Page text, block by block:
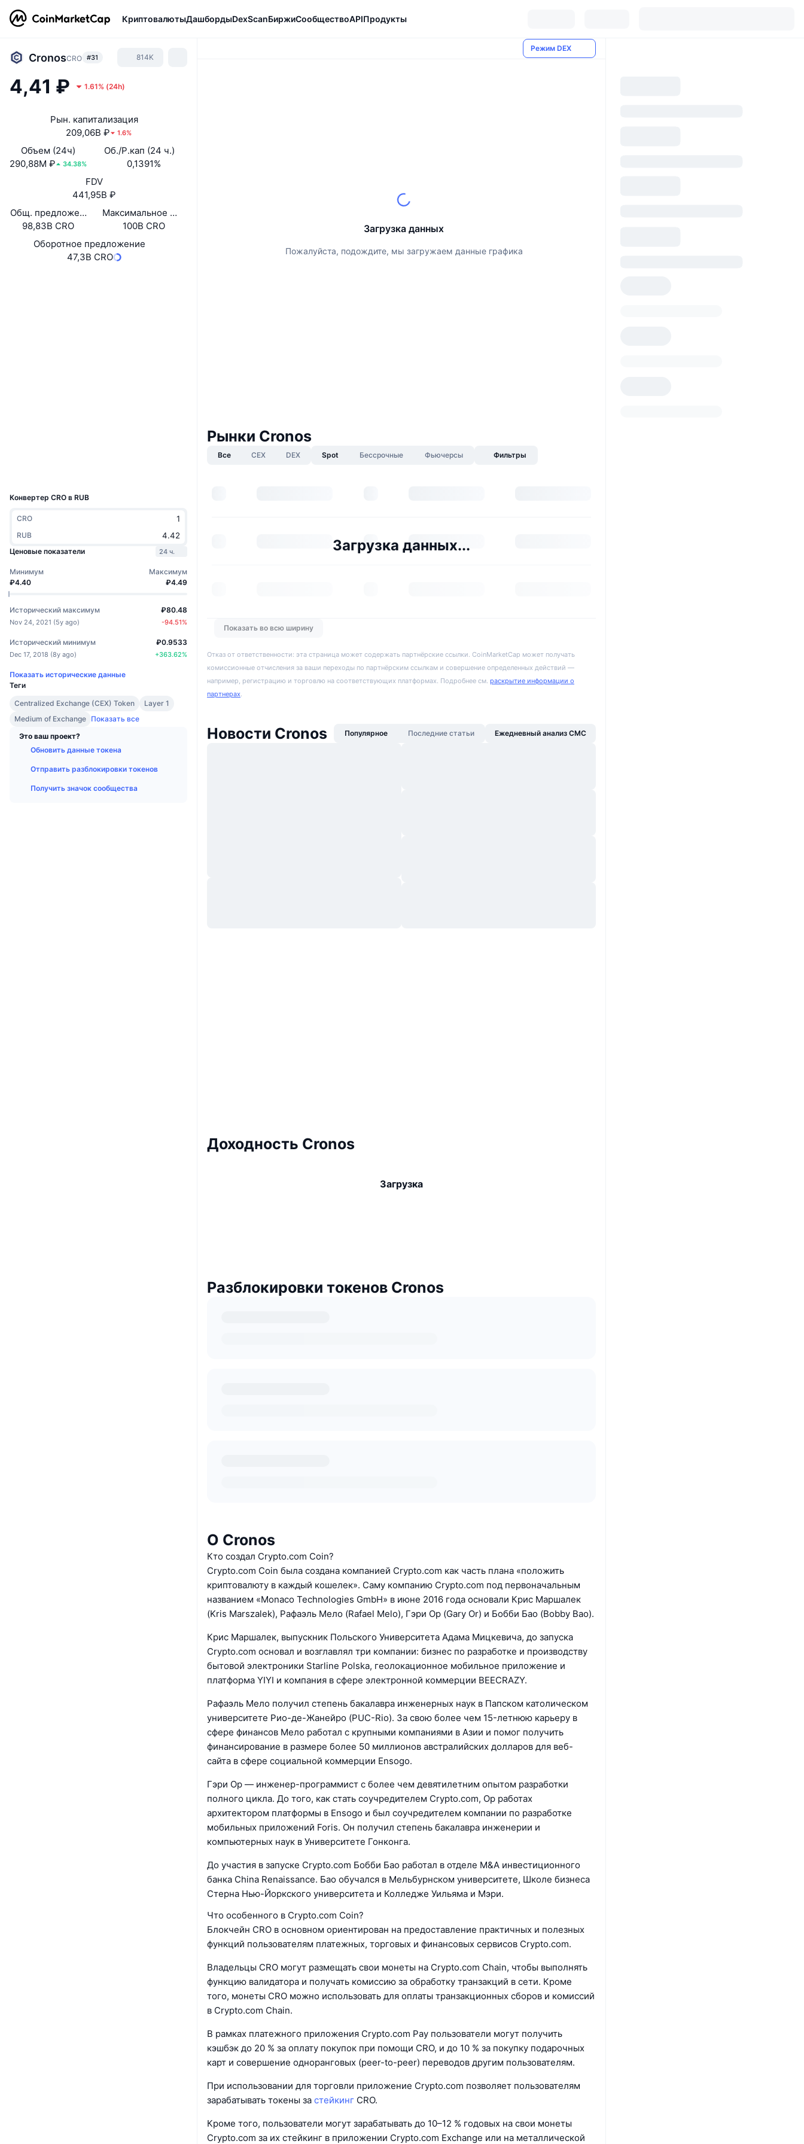
КриптовалютыДашбордыDexScanБиржиСообществоAPIПродукты
CronosCRO #31 814K
4,41 ₽ 1.61% (24h)
Рын. капитализация
209,06B ₽
1.6%
Объем (24ч)
290,88M ₽
34.38%
Об./Р.кап (24 ч.)
0,1391%
FDV
441,95B ₽
Общ. предложение
98,83B CRO
Максимальное предложение
100B CRO
Оборотное предложение
47,3B CRO
Конвертер CRO в RUB
CRO
RUB
Ценовые показатели
24 ч.
Минимум
₽4.40
Максимум
₽4.49
Исторический максимум
Nov 24, 2021 (5y ago)
₽80.48
-94.51%
Исторический минимум
Dec 17, 2018 (8y ago)
₽0.9533
+363.62%
Показать исторические данные
Теги
Centralized Exchange (CEX) Token
Layer 1
Medium of Exchange Показать все
Это ваш проект?
Обновить данные токена
Отправить разблокировки токенов
Получить значок сообщества
Режим DEX
Загрузка данных
Пожалуйста, подождите, мы загружаем данные графика
Рынки Cronos
Все CEX DEX Spot Бессрочные Фьючерсы Фильтры
Загрузка данных...
Показать во всю ширину
Отказ от ответственности: эта страница может содержать партнёрские ссылки. CoinMarketCap может получать
комиссионные отчисления за ваши переходы по партнёрским ссылкам и совершение определенных действий —
например, регистрацию и торговлю на соответствующих платформах. Подробнее см. раскрытие информации о
партнерах.
Новости Cronos Популярное Последние статьи Ежедневный анализ CMC
Доходность Cronos
Загрузка
Разблокировки токенов Cronos
О Cronos
Кто создал Crypto.com Coin?
Crypto.com Coin была создана компанией Crypto.com как часть плана «положить
криптовалюту в каждый кошелек». Саму компанию Crypto.com под первоначальным
названием «Monaco Technologies GmbH» в июне 2016 года основали Крис Маршалек
(Kris Marszalek), Рафаэль Мело (Rafael Melo), Гэри Ор (Gary Or) и Бобби Бао (Bobby Bao).
Крис Маршалек, выпускник Польского Университета Адама Мицкевича, до запуска
Crypto.com основал и возглавлял три компании: бизнес по разработке и производству
бытовой электроники Starline Polska, геолокационное мобильное приложение и
платформа YIYI и компания в сфере электронной коммерции BEECRAZY.
Рафаэль Мело получил степень бакалавра инженерных наук в Папском католическом
университете Рио-де-Жанейро (PUC-Rio). За свою более чем 15-летнюю карьеру в
сфере финансов Мело работал с крупными компаниями в Азии и помог получить
финансирование в размере более 50 миллионов австралийских долларов для веб-
сайта в сфере социальной коммерции Ensogo.
Гэри Ор — инженер-программист с более чем девятилетним опытом разработки
полного цикла. До того, как стать соучредителем Crypto.com, Ор работах
архитектором платформы в Ensogo и был соучредителем компании по разработке
мобильных приложений Foris. Он получил степень бакалавра инженерии и
компьютерных наук в Университете Гонконга.
До участия в запуске Crypto.com Бобби Бао работал в отделе M&A инвестиционного
банка China Renaissance. Бао обучался в Мельбурнском университете, Школе бизнеса
Стерна Нью-Йоркского университета и Колледже Уильяма и Мэри.
Что особенного в Crypto.com Coin?
Блокчейн CRO в основном ориентирован на предоставление практичных и полезных
функций пользователям платежных, торговых и финансовых сервисов Crypto.com.
Владельцы CRO могут размещать свои монеты на Crypto.com Chain, чтобы выполнять
функцию валидатора и получать комиссию за обработку транзакций в сети. Кроме
того, монеты CRO можно использовать для оплаты транзакционных сборов и комиссий
в Crypto.com Chain.
В рамках платежного приложения Crypto.com Pay пользователи могут получить
кэшбэк до 20 % за оплату покупок при помощи CRO, и до 10 % за покупку подарочных
карт и совершение одноранговых (peer-to-peer) переводов другим пользователям.
При использовании для торговли приложение Crypto.com позволяет пользователям
зарабатывать токены за стейкинг CRO.
Кроме того, пользователи могут зарабатывать до 10–12 % годовых на свои монеты
Crypto.com за их стейкинг в приложении Crypto.com Exchange или на металлической